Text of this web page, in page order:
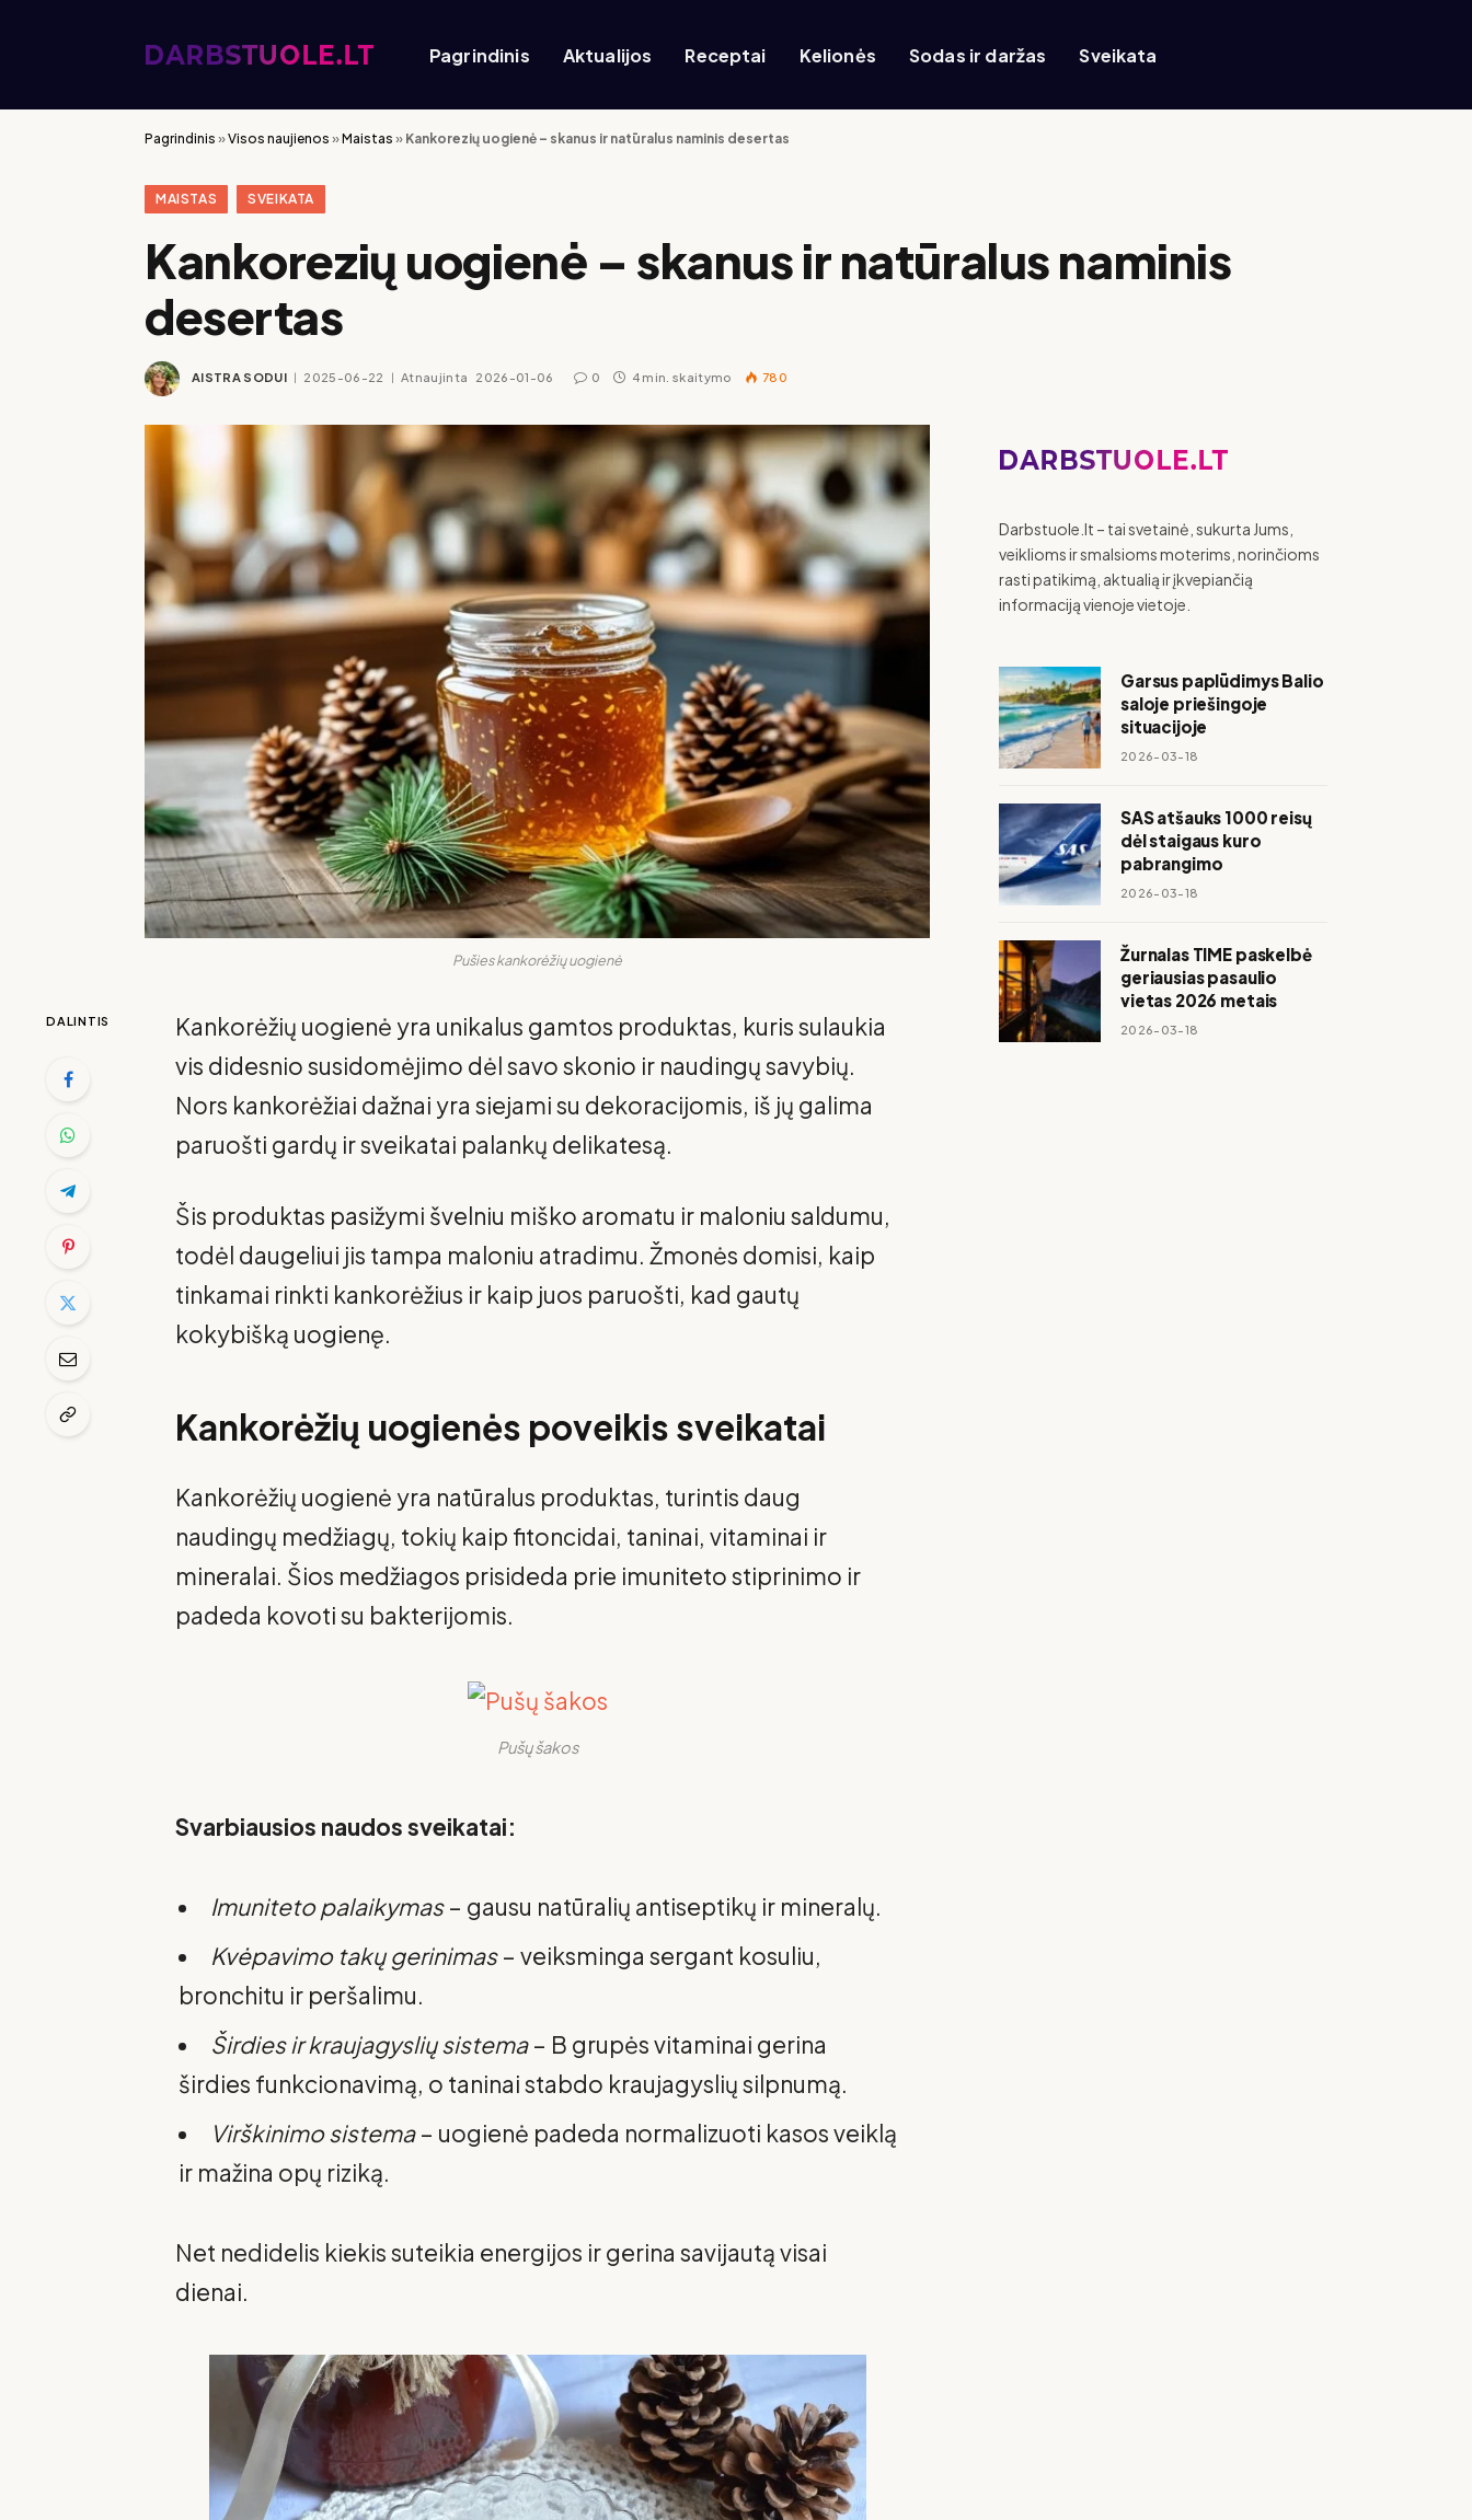
Pagrindinis Aktualijos Receptai Kelionės Sodas ir daržas Sveikata
Pagrindinis »Visos naujienos »Maistas » Kankorezių uogienė – skanus ir natūralus naminis desertas
MAISTAS SVEIKATA
Kankorezių uogienė – skanus ir natūralus naminis
desertas
AISTRA SODUI 2025-06-22 Atnaujinta 2026-01-06 0 4 min. skaitymo 780
Pušies kankorėžių uogienė
DALINTIS
Kankorėžių uogienė yra unikalus gamtos produktas, kuris sulaukia
vis didesnio susidomėjimo dėl savo skonio ir naudingų savybių.
Nors kankorėžiai dažnai yra siejami su dekoracijomis, iš jų galima
paruošti gardų ir sveikatai palankų delikatesą.
Šis produktas pasižymi švelniu miško aromatu ir maloniu saldumu,
todėl daugeliui jis tampa maloniu atradimu. Žmonės domisi, kaip
tinkamai rinkti kankorėžius ir kaip juos paruošti, kad gautų
kokybišką uogienę.
Kankorėžių uogienės poveikis sveikatai
Kankorėžių uogienė yra natūralus produktas, turintis daug
naudingų medžiagų, tokių kaip fitoncidai, taninai, vitaminai ir
mineralai. Šios medžiagos prisideda prie imuniteto stiprinimo ir
padeda kovoti su bakterijomis.
Pušų šakos
Svarbiausios naudos sveikatai:
Imuniteto palaikymas– gausu natūralių antiseptikų ir mineralų.
Kvėpavimo takų gerinimas– veiksminga sergant kosuliu,
bronchitu ir peršalimu.
Širdies ir kraujagyslių sistema– B grupės vitaminai gerina
širdies funkcionavimą, o taninai stabdo kraujagyslių silpnumą.
Virškinimo sistema– uogienė padeda normalizuoti kasos veiklą
ir mažina opų riziką.
Net nedidelis kiekis suteikia energijos ir gerina savijautą visai
dienai.
Darbstuole.lt – tai svetainė, sukurta Jums,
veiklioms ir smalsioms moterims, norinčioms
rasti patikimą, aktualią ir įkvepiančią
informaciją vienoje vietoje.
Garsus paplūdimys Balio
saloje priešingoje
situacijoje
2026-03-18
SAS atšauks 1000 reisų
dėl staigaus kuro
pabrangimo
2026-03-18
Žurnalas TIME paskelbė
geriausias pasaulio
vietas 2026 metais
2026-03-18